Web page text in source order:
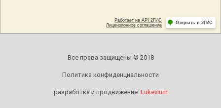
Все права защищены © 2018
Политика конфиденциальности
разработка и продвижение: Lukevium